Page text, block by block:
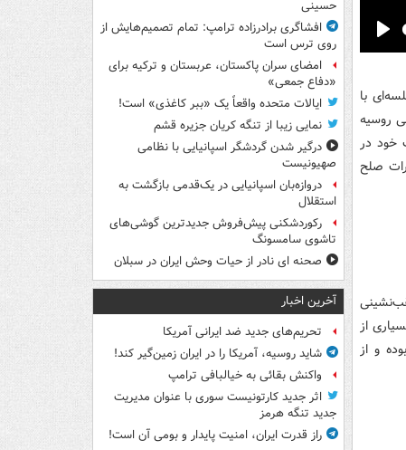
24 اسفند، در جلسه‌ای با
روسیه
خود در
صلح
از
و از
حسینی
افشاگری برادرزاده ترامپ: تمام تصمیم‌هایش از
روی ترس است
امضای سران پاکستان، عربستان و ترکیه برای
«دفاع جمعی»
ایالات متحده واقعاً یک «ببر کاغذی» است!
نمایی زیبا از تنگه کریان جزیره قشم
درگیر شدن گردشگر اسپانیایی با نظامی
صهیونیست
دروازه‌بان اسپانیایی در یک‌قدمی بازگشت به
استقلال
رکوردشکنی پیش‌فروش جدیدترین گوشی‌های
تاشوی سامسونگ
صحنه ای نادر از حیات وحش ایران در سبلان
آخرین اخبار
تحریم‌های جدید ضد ایرانی آمریکا
شاید روسیه، آمریکا را در ایران زمین‌گیر کند!
واکنش بقائی به خیالبافی ترامپ
اثر جدید کارتونیست سوری با عنوان مدیریت
جدید تنگه هرمز
راز قدرت ایران، امنیت پایدار و بومی آن است!